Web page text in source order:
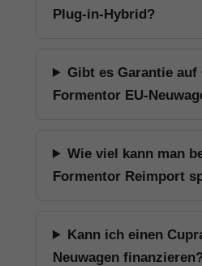
Plug-in-Hybrid?
Gibt es Garantie auf
Formentor EU-
Wie viel kann man
Formentor Reimport
Kann ich einen
Neuwagen